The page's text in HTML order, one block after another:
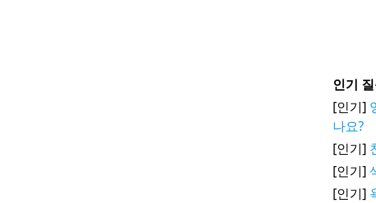
인기
[인기]
나요?
[인기]
[인기]
[인기]